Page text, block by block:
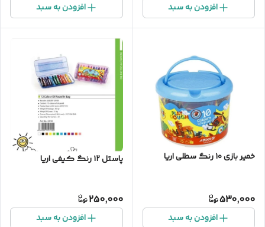
افزودن به سبد افزودن به سبد
خمیر بازی ۱۰ رنگ سطلی اریا
530,000
افزودن به سبد
پاستل ۱۲ رنگ کیفی اریا
250,000
افزودن به سبد